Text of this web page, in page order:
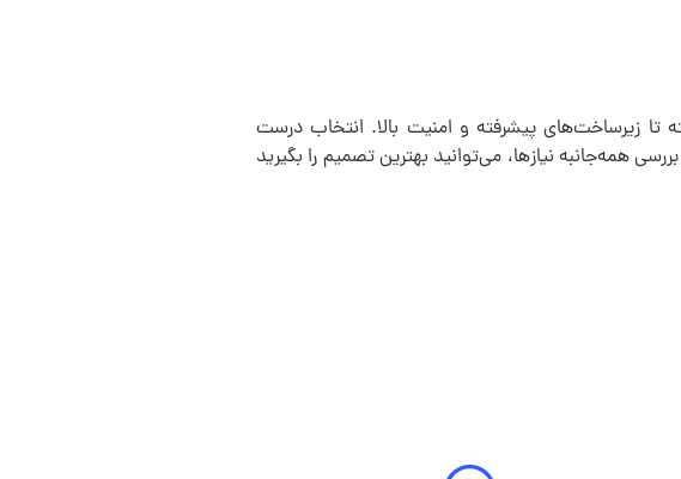
تا زیرساخت‌های پیشرفته و امنیت بالا. انتخاب درست
همه‌جانبه نیازها، می‌توانید بهترین تصمیم را بگیرید